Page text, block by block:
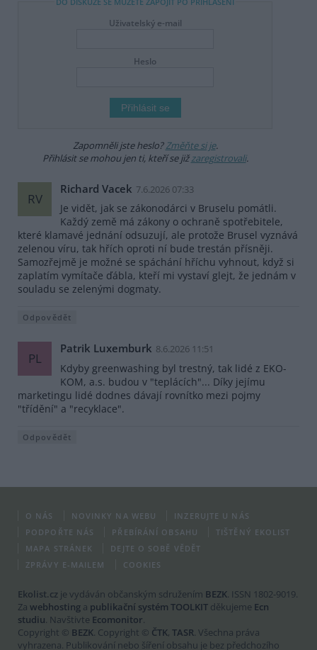
Uživatelský e-mail
Heslo
Zapomněli jste heslo?Změňte si je.
Přihlásit se mohou jen ti, kteří se jižzaregistrovali.
RV
Richard Vacek 7.6.2026 07:33
Je vidět, jak se zákonodárci v Bruselu pomátli.
Každý země má zákony o ochraně spotřebitele,
které klamavé jednání odsuzují, ale protože Brusel vyznává
zelenou víru, tak hřích oproti ní bude trestán přísněji.
Samozřejmě je možné se spáchání hříchu vyhnout, když si
zaplatím vymítače ďábla, kteří mi vystaví glejt, že jednám v
souladu se zelenými dogmaty.
Odpovědět
PL
Patrik Luxemburk 8.6.2026 11:51
Kdyby greenwashing byl trestný, tak lidé z EKO-
KOM, a.s. budou v "teplácích"... Díky jejímu
marketingu lidé dodnes dávají rovnítko mezi pojmy
"třídění" a "recyklace".
Odpovědět
O NÁS NOVINKY NA WEBU
INZERUJTE U NÁS
PODPOŘTE NÁS
PŘEBÍRÁNÍ OBSAHU
TIŠTĚNÝ EKOLIST
MAPA STRÁNEK
DEJTE O SOBĚ VĚDĚT
ZPRÁVY E-MAILEM
COOKIES
Ekolist.cz je vydáván občanským sdružením BEZK . ISSN 1802-9019.
Za webhosting a publikační systém TOOLKIT děkujeme Ecn
studiu . Navštivte Ecomonitor
Copyright © BEZK . Copyright © ČTK, TASR . Všechna práva
vyhrazena. Publikování nebo šíření obsahu je bez předchozího